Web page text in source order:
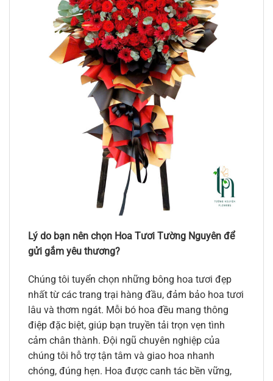
Lý do bạn nên chọn Hoa Tươi Tường Nguyên để
gửi gắm yêu thương?
Chúng tôi tuyển chọn những bông hoa tươi đẹp
nhất từ các trang trại hàng đầu, đảm bảo hoa tươi
lâu và thơm ngát. Mỗi bó hoa đều mang thông
điệp đặc biệt, giúp bạn truyền tải trọn vẹn tình
cảm chân thành. Đội ngũ chuyên nghiệp của
chúng tôi hỗ trợ tận tâm và giao hoa nhanh
chóng, đúng hẹn. Hoa được canh tác bền vững,